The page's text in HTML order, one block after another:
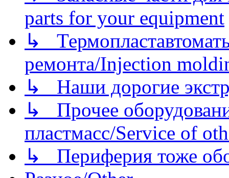
parts for your equipment
↳
ремонта/Injection
↳ Наши дорогие
↳ Прочее
пластмасс/Service of
↳ Периферия тоже